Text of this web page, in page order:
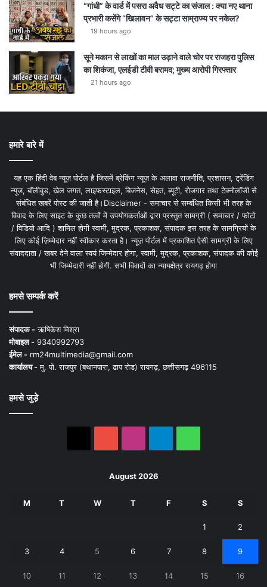
“गांधी” के वार्ड में पसरा अवैध सट्टे का संजाल : क्या नए थाना
प्रभारी कसेंगे “खिलावन” के सट्टा साम्राज्य पर नकेल?
19 hours ago
सूने मकान से लाखों का माल उड़ाने वाले चोर पर राजहरा पुलिस
का शिकंजा, एलईडी टीवी बरामद; मुख्य आरोपी गिरफ्तार
21 hours ago
हमारे बारे में
यह एक हिंदी वेब न्यूज़ पोर्टल है जिसमें ब्रेकिंग न्यूज़ के अलावा राजनीति, प्रशासन, ट्रेंडिंग
न्यूज, बॉलीवुड, खेल जगत, लाइफस्टाइल, बिजनेस, सेहत, ब्यूटी, रोजगार तथा टेक्नोलॉजी से
संबंधित खबरें पोस्ट की जाती है।Disclaimer - समाचार से सम्बंधित किसी भी तरह के
विवाद के लिए साइट के कुछ तत्वों में उपयोगकर्ताओं द्वारा प्रस्तुत सामग्री ( समाचार / फोटो
/ विडियो आदि ) शामिल होगी स्वामी, मुद्रक, प्रकाशक, संपादक इस तरह के सामग्रियों के
लिए कोई ज़िम्मेदार नहीं स्वीकार करता है। न्यूज़ पोर्टल में प्रकाशित ऐसी सामग्री के लिए
संवाददाता / खबर देने वाला स्वयं जिम्मेदार होगा, स्वामी, मुद्रक, प्रकाशक, संपादक की कोई
भी जिम्मेदारी नहीं होगी. सभी विवादों का न्यायक्षेत्र रायगढ़ होगा
हमसे सम्पर्क करें
संपादक -ऋषिकेश मिश्रा
मोबाइल - 9340992793
ईमेल - rm24multimedia@gmail.com
कार्यालय -मु. पो. राजपुर (बथानपारा, ढाप रोड) रायगढ़, छत्तीसगढ़ 496115
हमसे जुड़े
August 2026
M T W T F S S
1 2
3 4 5 6 7 8 9
10 11 12 13 14 15 16